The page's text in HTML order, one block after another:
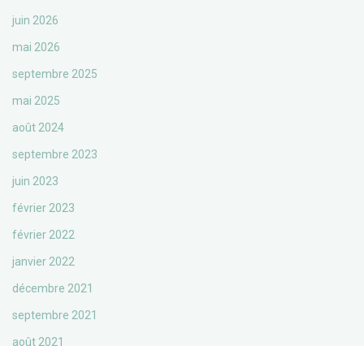
juin 2026
mai 2026
septembre 2025
mai 2025
août 2024
septembre 2023
juin 2023
février 2023
février 2022
janvier 2022
décembre 2021
septembre 2021
août 2021